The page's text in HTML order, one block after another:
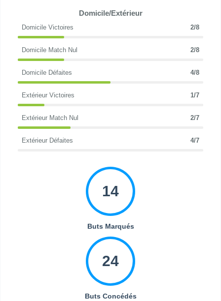
Domicile/Extérieur
Domicile Victoires 2/8
Domicile Match Nul 2/8
Domicile Défaites 4/8
Extérieur Victoires 1/7
Extérieur Match Nul 2/7
Extérieur Défaites 4/7
14
Buts Marqués
24
Buts Concédés